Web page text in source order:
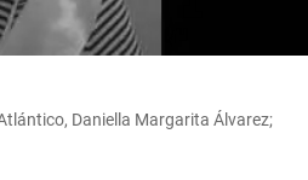
Daniella Margarita Álvarez;